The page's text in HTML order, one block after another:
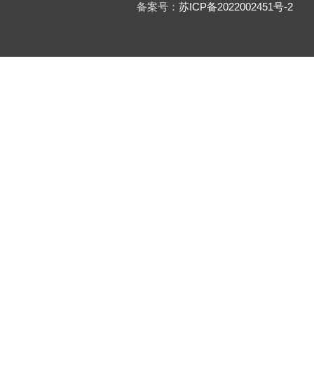
备案号： 苏ICP备2022002451号-2